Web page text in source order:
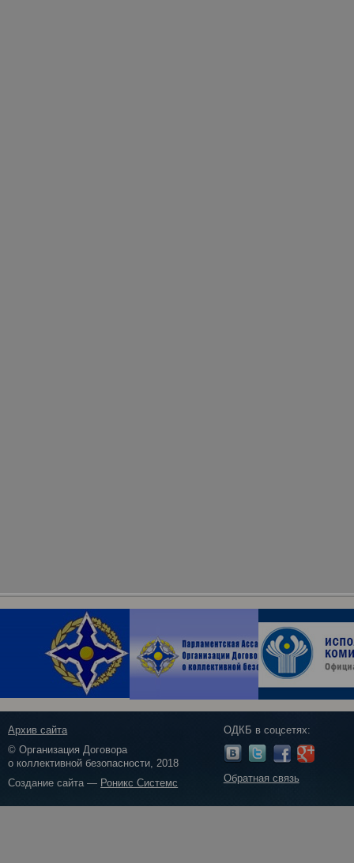
Архив сайта
© Организация Договора
о коллективной безопасности, 2018
Создание сайта — Роникс Системс
ОДКБ в соцсетях:
Обратная связь